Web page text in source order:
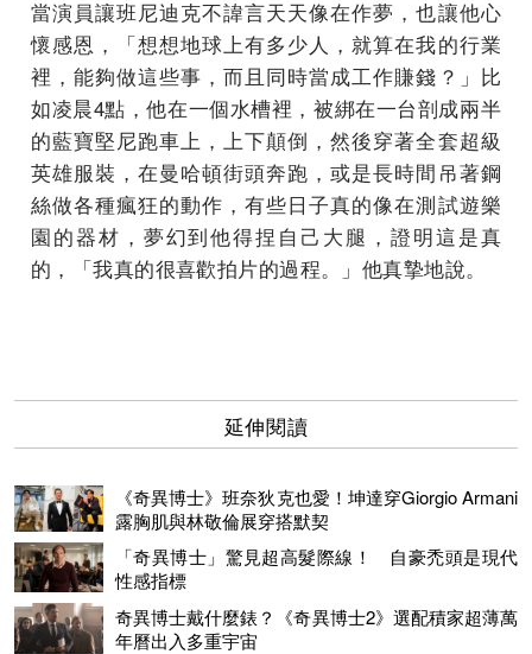
當演員讓班尼迪克不諱言天天像在作夢，也讓他心
懷感恩，「想想地球上有多少人，就算在我的行業
裡，能夠做這些事，而且同時當成工作賺錢？」比
如凌晨4點，他在一個水槽裡，被綁在一台剖成兩半
的藍寶堅尼跑車上，上下顛倒，然後穿著全套超級
英雄服裝，在曼哈頓街頭奔跑，或是長時間吊著鋼
絲做各種瘋狂的動作，有些日子真的像在測試遊樂
園的器材，夢幻到他得捏自己大腿，證明這是真
的，「我真的很喜歡拍片的過程。」他真摯地說。
延伸閱讀
《奇異博士》班奈狄克也愛！坤達穿Giorgio Armani
露胸肌與林敬倫展穿搭默契
「奇異博士」驚見超高髮際線！ 自豪禿頭是現代
性感指標
奇異博士戴什麼錶？《奇異博士2》選配積家超薄萬
年曆出入多重宇宙